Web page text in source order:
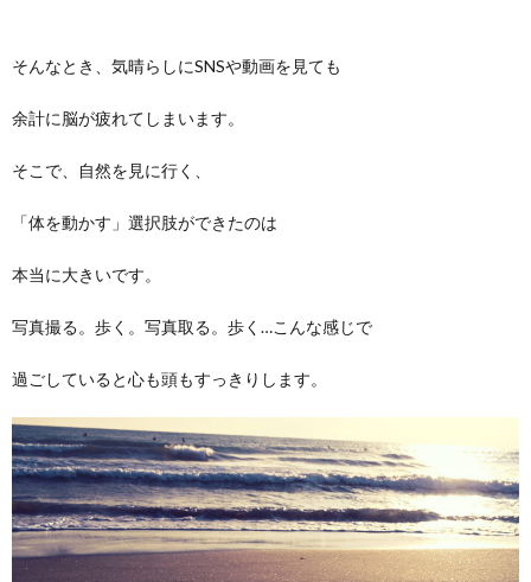
そんなとき、気晴らしにSNSや動画を見ても
余計に脳が疲れてしまいます。
そこで、自然を見に行く、
「体を動かす」選択肢ができたのは
本当に大きいです。
写真撮る。歩く。写真取る。歩く…こんな感じで
過ごしていると心も頭もすっきりします。